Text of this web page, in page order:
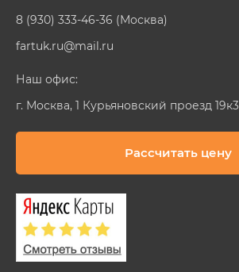
8 (930) 333-46-36 (Москва)
fartuk.ru@mail.ru
Наш офис:
г. Москва, 1 Курьяновский проезд 19к3
Рассчитать цену